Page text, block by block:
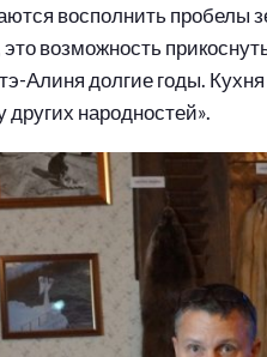
восполнить пробелы
возможность
Алиня долгие годы.
других народностей».